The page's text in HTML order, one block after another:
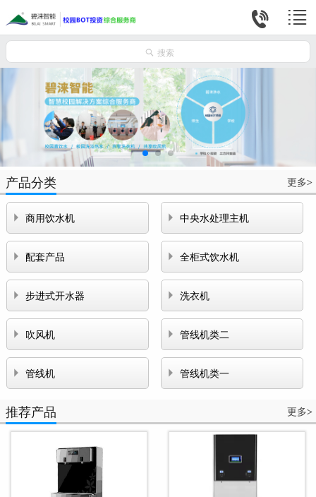


 搜索
产品分类 更多>
 商用饮水机  中央水处理主机
 配套产品  全柜式饮水机
 步进式开水器  洗衣机
 吹风机  管线机类二
 管线机  管线机类一
推荐产品 更多>